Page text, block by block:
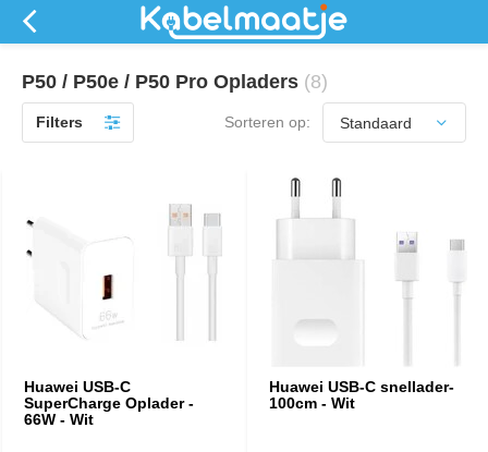
P50 / P50e / P50 Pro Opladers (8)
Filters Sorteren op:
Huawei USB-C
SuperCharge Oplader -
66W - Wit
Huawei USB-C snellader-
100cm - Wit